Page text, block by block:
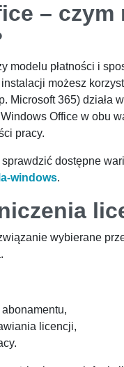
–
modelu płatności i
możesz
Microsoft 365)
Office w obu
pracy.
dostępne
windows.
wybierane
licencji,